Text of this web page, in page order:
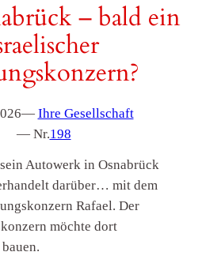
– bald ein
— Ihre Gesellschaft
— Nr.198
Autowerk in Osnabrück
darüber… mit dem
Rafael. Der
möchte dort